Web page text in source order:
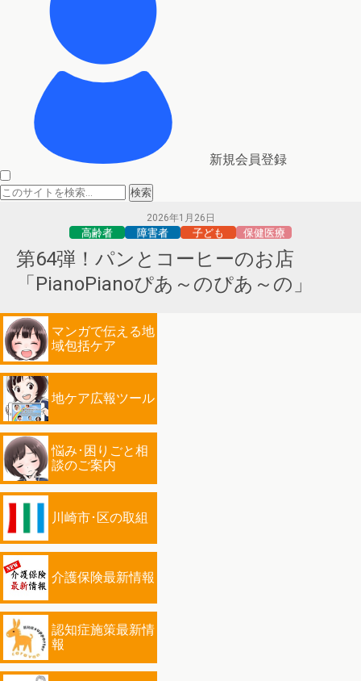
新規会員登録
2026年1月26日
高齢者 障害者 子ども 保健医療
第64弾！パンとコーヒーのお店
「PianoPianoぴあ～のぴあ～の」
マンガで伝える地
域包括ケア
地ケア広報ツール
悩み･困りごと相
談のご案内
川崎市･区の取組
介護保険最新情報
認知症施策最新情
報